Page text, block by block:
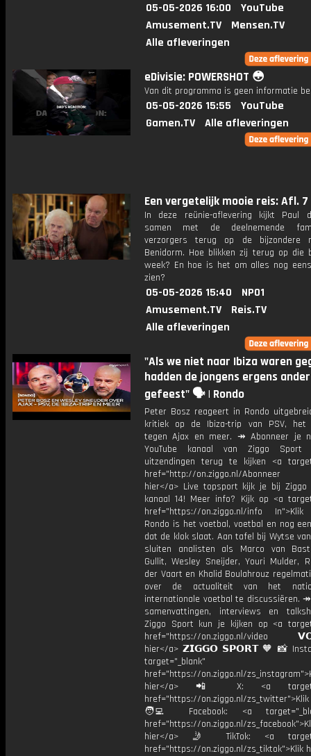
05-05-2026 16:00
YouTube
Amusement.TV
Mensen.TV
Alle afleveringen
eDivisie: POWERSHOT 😳
Van dit programma is geen informatie
05-05-2026 15:55
YouTube
Gamen.TV
Alle afleveringen
Een vergetelijk mooie reis: Afl. 7
In deze reünie-aflevering kijkt Paul
samen met de deelnemende
verzorgers terug op de bijzondere
Benidorm. Hoe blikken zij terug op die
week? En hoe is het om alles nog
zien?
05-05-2026 15:40
NPO1
Amusement.TV
Reis.TV
Alle afleveringen
"Als we niet naar Ibiza waren
hadden de jongens ergens
gefeest" 🗣️ | Rondo
Peter Bosz reageert in Rondo
kritiek op de Ibiza-trip van PSV, het
tegen Ajax en meer. ↠ Abonneer je
YouTube kanaal van Ziggo
uitzendingen terug te kijken <a
href="http://on.ziggo.nl/
hier</a> Live topsport kijk je bij
kanaal 14! Meer info? Kijk op <a
href="https://on.ziggo.nl/info
Rondo is het voetbal, voetbal en nog
dat de klok slaat. Aan tafel bij Wytse
sluiten analisten als Marco van
Gullit, Wesley Sneijder, Youri Mulder,
der Vaart en Khalid Boulahrouz
over de actualiteit van het
internationale voetbal te discussiëren.
samenvattingen, interviews en
Ziggo Sport kun je kijken op <a
href="https://on.ziggo.nl/video
hier</a> 𝗭𝗜𝗚𝗚𝗢 𝗦𝗣𝗢𝗥𝗧 🧡 📸
target="_blank"
href="https://on.ziggo.nl/
hier</a> 📲 X: <a
href="https://on.ziggo.nl/
🧑‍💻 Facebook: <a
href="https://on.ziggo.nl/
hier</a> 🤳 TikTok: <a
href="https://on.ziggo.nl/zs_tiktok">Klik